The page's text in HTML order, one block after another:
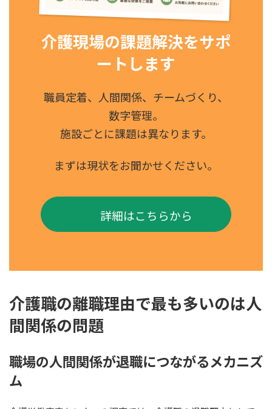
介護現場の課題解決をサポ
ートします
職員定着、人間関係、チームづくり、
数字管理。
施設ごとに課題は異なります。
まずは現状をお聞かせください。
詳細はこちらから
介護職の離職理由で最も多いのは人
間関係の問題
職場の人間関係が退職につながるメカニズ
ム